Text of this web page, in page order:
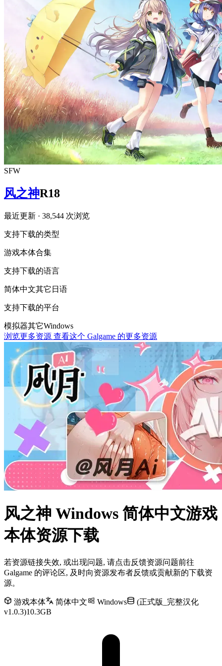
SFW
风之神R18
最近更新 · 38,544 次浏览
支持下载的类型
游戏本体合集
支持下载的语言
简体中文其它 日语
支持下载的平台
模拟器其它Windows
浏览更多资源 查看这个 Galgame 的更多资源
风之神 Windows 简体中文游戏
本体资源下载
若资源链接失效, 或出现问题, 请点击反馈资源问题前往
Galgame 的评论区, 及时向资源发布者反馈或贡献新的下载资
源。
游戏本体 简体中文 Windows
(正式版_完整汉化
v1.0.3)10.3GB